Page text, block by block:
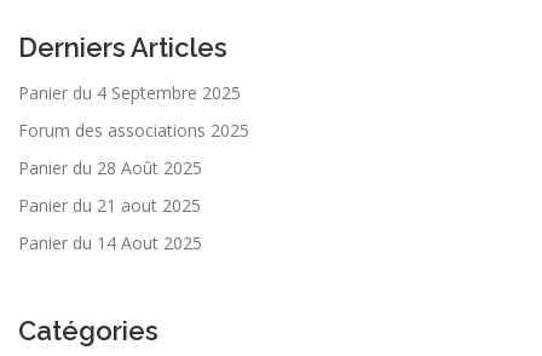
Derniers Articles
Panier du 4 Septembre 2025
Forum des associations 2025
Panier du 28 Août 2025
Panier du 21 aout 2025
Panier du 14 Aout 2025
Catégories